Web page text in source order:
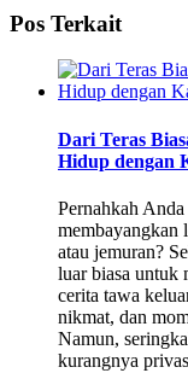
Pos Terkait
Dari Teras
Hidup dengan
Pernahkah
membayangkan
atau jemuran?
luar biasa untuk
cerita tawa
nikmat, dan
Namun,
kurangnya